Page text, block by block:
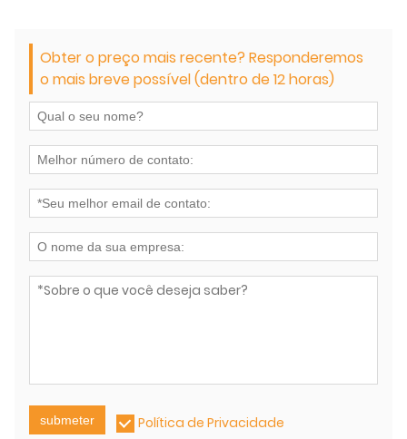
Obter o preço mais recente? Responderemos
o mais breve possível (dentro de 12 horas)
submeter Política de Privacidade